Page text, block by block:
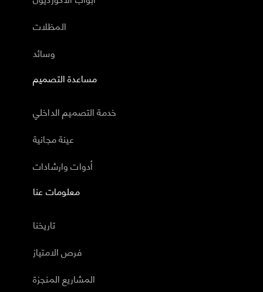
المظلات
وسائد
مساعدة التصميم
خدمة التصميم الداخلي
عينة مجانية
أدوات وارشادات
معلومات عنا
تاريخنا
فرص الامتياز
المشاريع المنجزة